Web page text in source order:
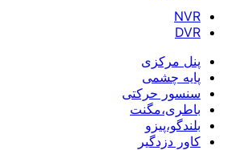
NVR
DVR
پنل مرکزی
پایه چشمی
سنسور حرکتی
باطری،مگنت
بلندگو،پیزو
کاور دزدگیر